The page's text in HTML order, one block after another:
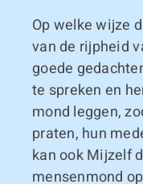
Op welke wijze
van de rijpheid
goede
te spreken en
mond leggen,
praten, hun
kan ook Mijzelf
mensenmond